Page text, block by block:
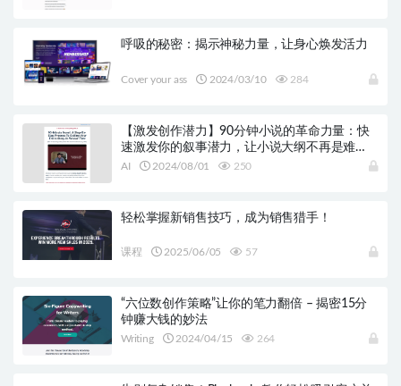
呼吸的秘密：揭示神秘力量，让身心焕发活力
Cover your ass 2024/03/10 284
【激发创作潜力】90分钟小说的革命力量：快
速激发你的叙事潜力，让小说大纲不再是难
题！
AI 2024/08/01 250
轻松掌握新销售技巧，成为销售猎手！
课程 2025/06/05 57
“六位数创作策略”让你的笔力翻倍 – 揭密15分
钟赚大钱的妙法
Writing 2024/04/15 264